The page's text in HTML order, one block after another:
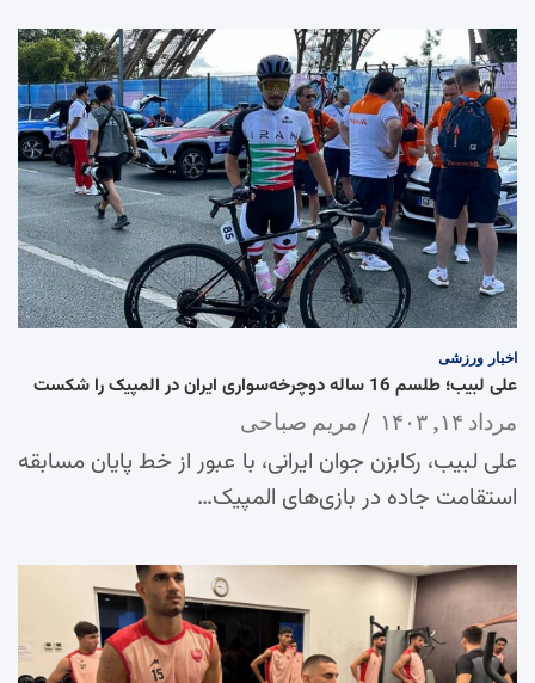
اخبار ورزشی
علی لبیب؛ طلسم 16 ساله دوچرخه‌سواری ایران در المپیک را شکست
مرداد ۱۴, ۱۴۰۳ مریم صباحی
علی لبیب، رکابزن جوان ایرانی، با عبور از خط پایان مسابقه
استقامت جاده در بازی‌های المپیک…